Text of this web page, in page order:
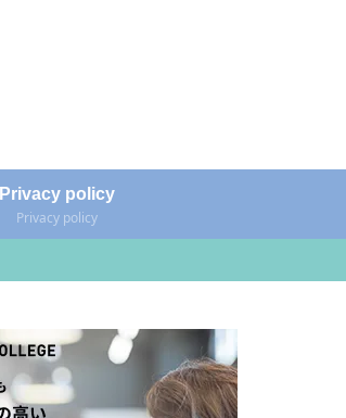
Privacy policy
Privacy policy